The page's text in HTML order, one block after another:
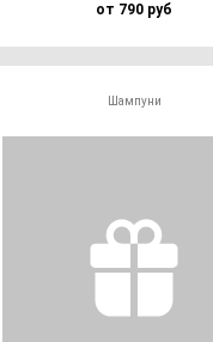
от 790 руб
Шампуни